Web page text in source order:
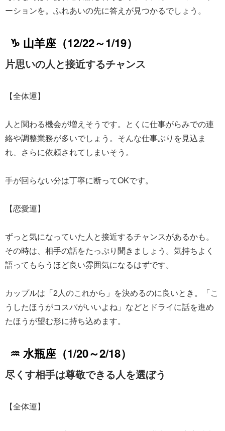
ーションを。ふれあいの先に答えが見つかるでしょう。
♑ 山羊座（12/22～1/19）
片思いの人と接近するチャンス
【全体運】
人と関わる機会が増えそうです。とくに仕事がらみでの連
絡や調整業務が多いでしょう。そんな仕事ぶりを見込ま
れ、さらに依頼されてしまいそう。
手が回らない分は丁寧に断ってOKです。
【恋愛運】
ずっと気になっていた人と接近するチャンスがあるかも。
その時は、相手の話をたっぷり聞きましょう。気持ちよく
語ってもらうほど良い雰囲気になるはずです。
カップルは「2人のこれから」を決めるのに良いとき。「こ
うしたほうがコスパがいいよね」などとドライに話を進め
たほうが望む形に持ち込めます。
♒ 水瓶座（1/20～2/18）
尽くす相手は尊敬できる人を選ぼう
【全体運】